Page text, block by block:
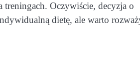
treningach. Oczywiście, decyzja o
dietę, ale warto